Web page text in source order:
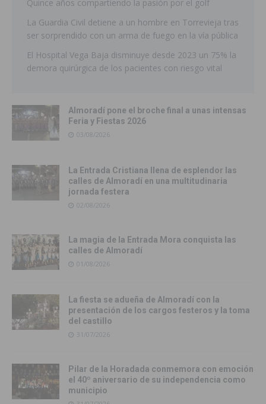
Quince años compartiendo la pasión por el golf
La Guardia Civil detiene a un hombre en Torrevieja tras
ser sorprendido con un arma de fuego en la vía pública
El Hospital Vega Baja disminuye desde 2023 un 75% la
demora quirúrgica de los pacientes con riesgo vital
Almoradí pone el broche final a unas intensas
Feria y Fiestas 2026
03/08/2026
La Entrada Cristiana llena de esplendor las
calles de Almoradí en una multitudinaria
jornada festera
02/08/2026
La magia de la Entrada Mora conquista las
calles de Almoradí
01/08/2026
La fiesta se adueña de Almoradí con la
presentación de los cargos festeros y la toma
del castillo
31/07/2026
Pilar de la Horadada conmemora con emoción
el 40º aniversario de su independencia como
municipio